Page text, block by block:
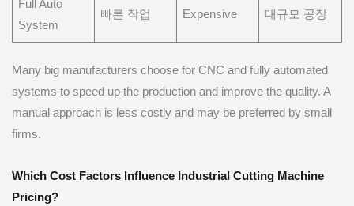
Full Auto
System
빠른 작업 Expensive 대규모 공장
Many big manufacturers choose for CNC and fully automated
systems to speed up the production and improve the quality. A
manual approach is less costly and may be preferred by small
firms.
Which Cost Factors Influence Industrial Cutting Machine
Pricing?